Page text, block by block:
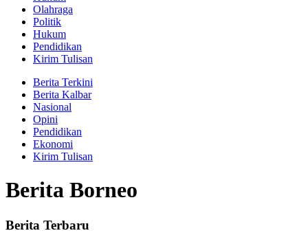
Olahraga
Politik
Hukum
Pendidikan
Kirim Tulisan
Berita Terkini
Berita Kalbar
Nasional
Opini
Pendidikan
Ekonomi
Kirim Tulisan
Berita Borneo
Berita Terbaru